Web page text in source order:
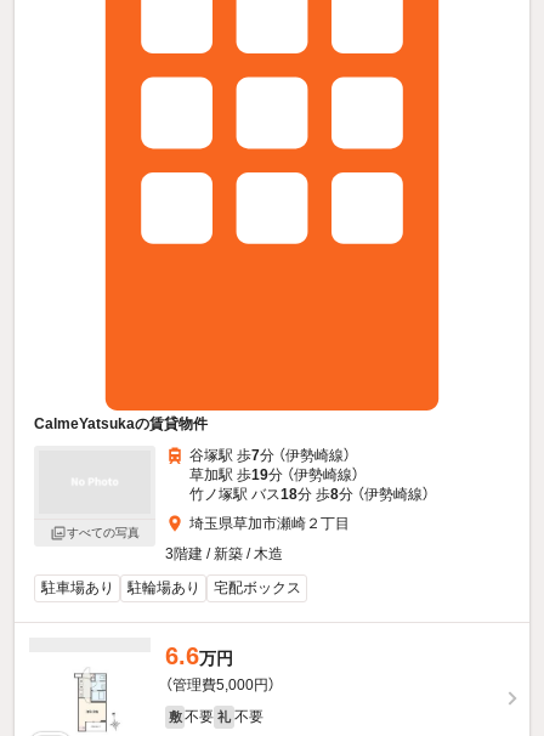
CalmeYatsukaの賃貸物件
すべての写真
谷塚駅 歩7分 （伊勢崎線）
草加駅 歩19分 （伊勢崎線）
竹ノ塚駅 バス18分 歩8分 （伊勢崎線）
埼玉県草加市瀬崎２丁目
3階建 / 新築 / 木造
駐車場あり
駐輪場あり 宅配ボックス
6.6万円
（管理費5,000円）
敷 不要 礼 不要